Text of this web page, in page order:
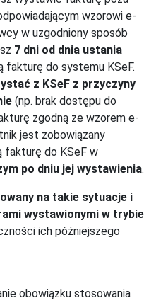
wzorowi e-
w uzgodniony sposób
7 dni od dnia ustania
fakturę do systemu KSeF.
z KSeF z przyczyny
(np. brak dostępu do
zgodną ze wzorem e-
jest zobowiązany
fakturę do KSeF w
po dniu jej wystawienia.
na takie sytuacje i
wystawionymi w trybie
ich późniejszego
obowiązku stosowania